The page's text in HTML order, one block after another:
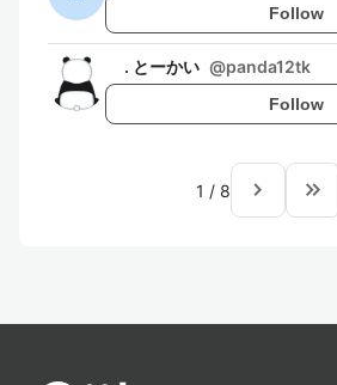
Follow
. とーかい @panda12tk
Follow
1 / 8 navigate_next keyboard_double_arrow_right